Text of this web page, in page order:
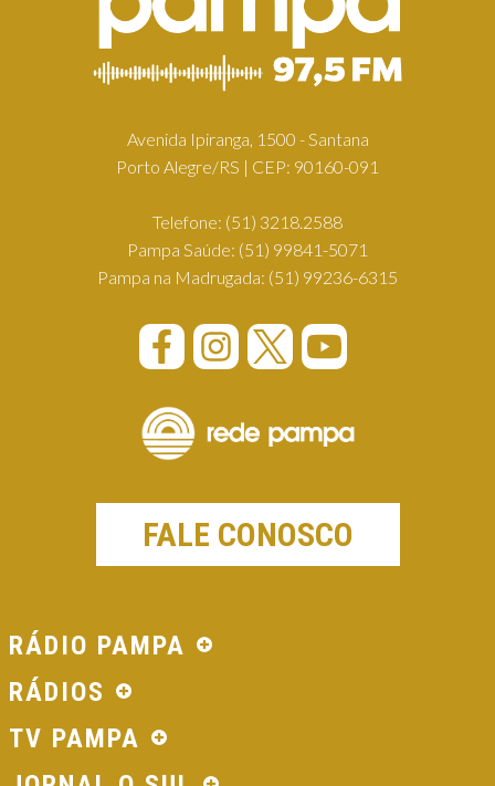
Avenida Ipiranga, 1500 - Santana
Porto Alegre/RS | CEP: 90160-091
Telefone: (51) 3218.2588
Pampa Saúde: (51) 99841-5071
Pampa na Madrugada: (51) 99236-6315
FALE CONOSCO
RÁDIO PAMPA
RÁDIOS
TV PAMPA